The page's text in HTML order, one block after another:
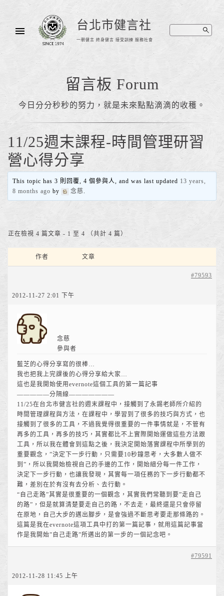
台北市健言社
一朝健言 終身健言 接受訓練 服務社會
留言板 Forum
今日分分秒秒的努力，就是未來點點滴滴的收穫。
11/25週末課程-時間管理研習
營心得分享
This topic has 3 則回覆, 4 個參與人, and was last updated 13 years,
8 months ago by 念慈.
正在檢視 4 篇文章 - 1 至 4 （共計 4 篇）
作者 文章
2012-11-27 2:01 下午
#79593
念慈
參與者
藍芝的心得分享寫的很棒…
我也把我上完課後的心得分享給大家…
這也是我開始使用evernote這個工具的第一篇記事
—————分隔線———————
11/25在台北市健言社的週末課程中，接觸到了永錫老師所介紹的
時間管理課程與方法，在課程中，學習到了很多的技巧與方式，也
接觸到了很多的工具，不過我覺得很重要的一件事情就是，不管有
再多的工具，再多的技巧，其實都比不上實際開始運做這些方法跟
工具，所以我在體會到這點之後，我決定開始落實課程中所學到的
重要觀念，”決定下一步行動，只需要10秒鐘思考，大多數人做不
到”，所以我開始檢視自己的手邊的工作，開始細分每一件工作，
決定下一步行動，也讓我發現，其實每一項任務的下一步行動都不
難，差別在於有沒有去分析、去行動。
“自己走路”其實是很重要的一個觀念，其實我們常聽到要”走自己
的路”，但是就算清楚要走自己的路，不去走，最終還是只會停留
在原地，自己大步的邁出腳步，是會強過不斷思考要走那條路的。
這篇是我在evernote這項工具中打的第一篇記事，就用這篇記事當
作是我開始”自己走路”所邁出的第一步的一個記念吧。
2012-11-28 11:45 上午
#79591